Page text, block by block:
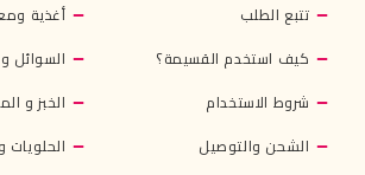
تتبع الطلب
كيف استخدم القسيمة؟
شروط الاستخدام
الشحن والتوصيل
أغذية
السوائل
الخبز و
الحلويات